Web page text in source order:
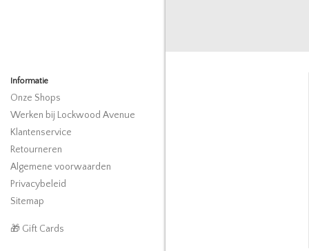
Informatie
Onze Shops
Werken bij Lockwood Avenue
Klantenservice
Retourneren
Algemene voorwaarden
Privacybeleid
Sitemap
🎁 Gift Cards